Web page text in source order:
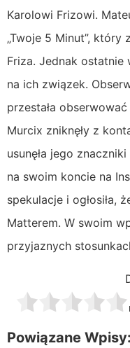
Karolowi Frizowi.
„Twoje 5 Minut”, który
Friza. Jednak ostatnie
na ich związek.
przestała
Murcix zniknęły z
usunęła jego
na swoim koncie na
spekulacje i ogłosiła,
Matterem. W swoim
przyjaznych
Powiązane Wpisy: